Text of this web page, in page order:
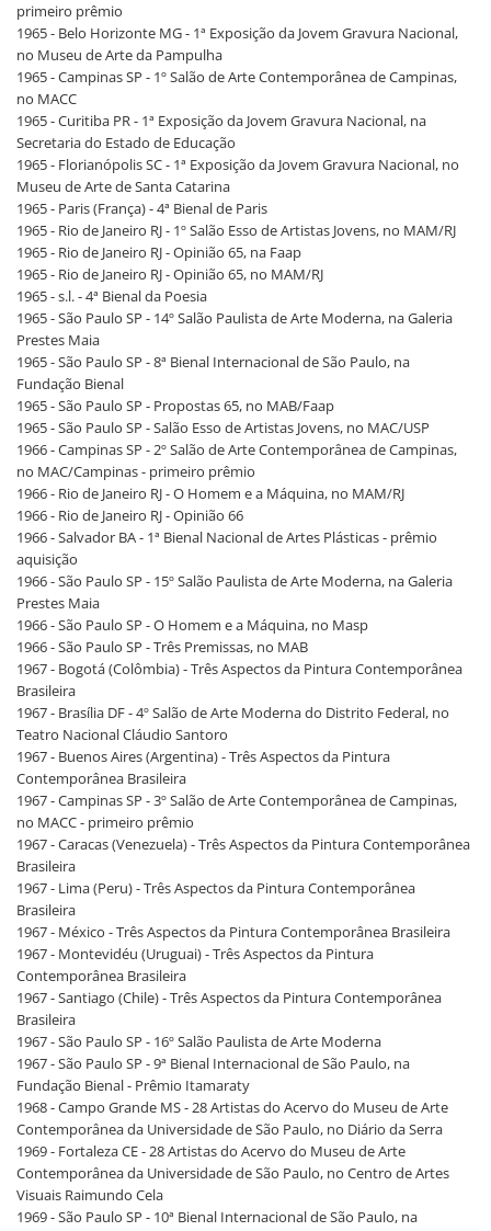
primeiro prêmio
1965 - Belo Horizonte MG - 1ª Exposição da Jovem Gravura Nacional,
no Museu de Arte da Pampulha
1965 - Campinas SP - 1º Salão de Arte Contemporânea de Campinas,
no MACC
1965 - Curitiba PR - 1ª Exposição da Jovem Gravura Nacional, na
Secretaria do Estado de Educação
1965 - Florianópolis SC - 1ª Exposição da Jovem Gravura Nacional, no
Museu de Arte de Santa Catarina
1965 - Paris (França) - 4ª Bienal de Paris
1965 - Rio de Janeiro RJ - 1º Salão Esso de Artistas Jovens, no MAM/RJ
1965 - Rio de Janeiro RJ - Opinião 65, na Faap
1965 - Rio de Janeiro RJ - Opinião 65, no MAM/RJ
1965 - s.l. - 4ª Bienal da Poesia
1965 - São Paulo SP - 14º Salão Paulista de Arte Moderna, na Galeria
Prestes Maia
1965 - São Paulo SP - 8ª Bienal Internacional de São Paulo, na
Fundação Bienal
1965 - São Paulo SP - Propostas 65, no MAB/Faap
1965 - São Paulo SP - Salão Esso de Artistas Jovens, no MAC/USP
1966 - Campinas SP - 2º Salão de Arte Contemporânea de Campinas,
no MAC/Campinas - primeiro prêmio
1966 - Rio de Janeiro RJ - O Homem e a Máquina, no MAM/RJ
1966 - Rio de Janeiro RJ - Opinião 66
1966 - Salvador BA - 1ª Bienal Nacional de Artes Plásticas - prêmio
aquisição
1966 - São Paulo SP - 15º Salão Paulista de Arte Moderna, na Galeria
Prestes Maia
1966 - São Paulo SP - O Homem e a Máquina, no Masp
1966 - São Paulo SP - Três Premissas, no MAB
1967 - Bogotá (Colômbia) - Três Aspectos da Pintura Contemporânea
Brasileira
1967 - Brasília DF - 4º Salão de Arte Moderna do Distrito Federal, no
Teatro Nacional Cláudio Santoro
1967 - Buenos Aires (Argentina) - Três Aspectos da Pintura
Contemporânea Brasileira
1967 - Campinas SP - 3º Salão de Arte Contemporânea de Campinas,
no MACC - primeiro prêmio
1967 - Caracas (Venezuela) - Três Aspectos da Pintura Contemporânea
Brasileira
1967 - Lima (Peru) - Três Aspectos da Pintura Contemporânea
Brasileira
1967 - México - Três Aspectos da Pintura Contemporânea Brasileira
1967 - Montevidéu (Uruguai) - Três Aspectos da Pintura
Contemporânea Brasileira
1967 - Santiago (Chile) - Três Aspectos da Pintura Contemporânea
Brasileira
1967 - São Paulo SP - 16º Salão Paulista de Arte Moderna
1967 - São Paulo SP - 9ª Bienal Internacional de São Paulo, na
Fundação Bienal - Prêmio Itamaraty
1968 - Campo Grande MS - 28 Artistas do Acervo do Museu de Arte
Contemporânea da Universidade de São Paulo, no Diário da Serra
1969 - Fortaleza CE - 28 Artistas do Acervo do Museu de Arte
Contemporânea da Universidade de São Paulo, no Centro de Artes
Visuais Raimundo Cela
1969 - São Paulo SP - 10ª Bienal Internacional de São Paulo, na